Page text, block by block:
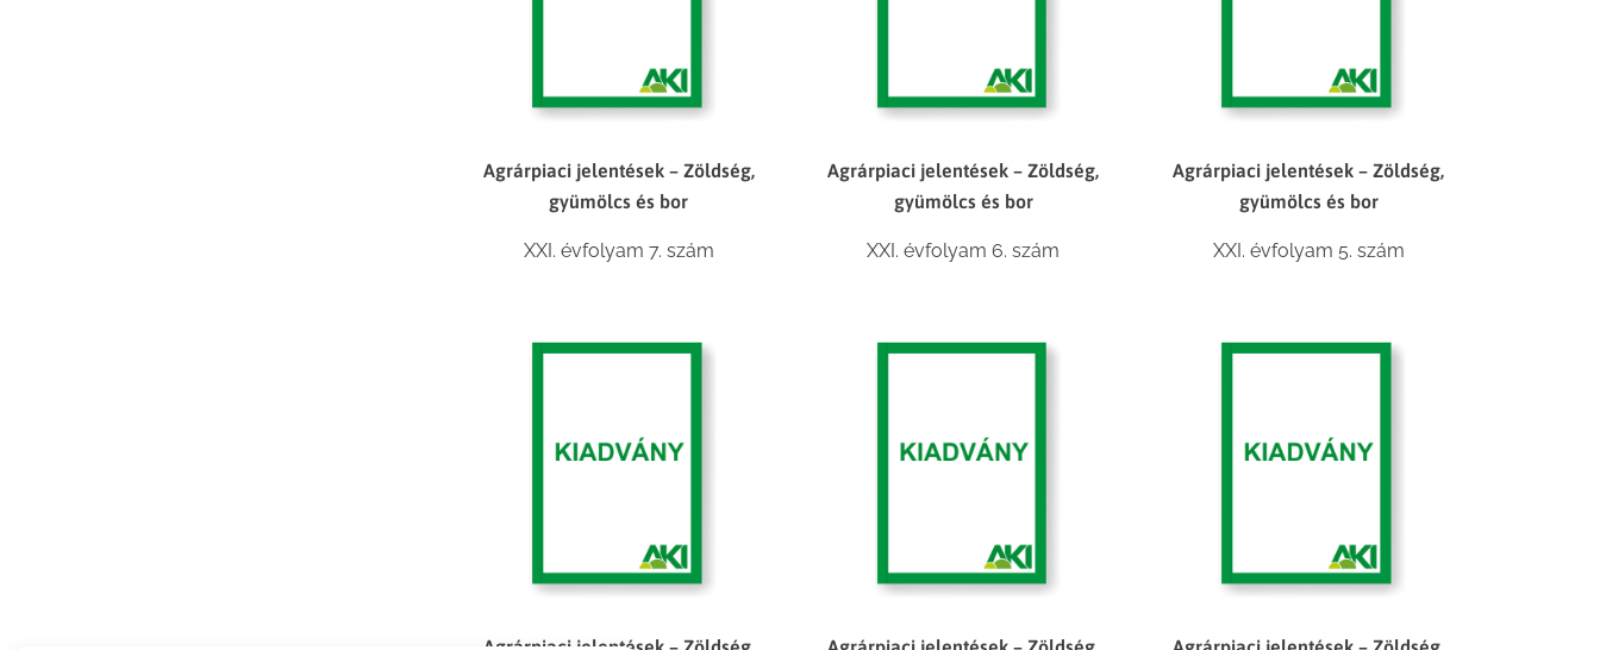
Agrárpiaci jelentések – Zöldség,
gyümölcs és bor
XXI. évfolyam 7. szám
Agrárpiaci jelentések – Zöldség,
gyümölcs és bor
XXI. évfolyam 6. szám
Agrárpiaci jelentések – Zöldség,
gyümölcs és bor
XXI. évfolyam 5. szám